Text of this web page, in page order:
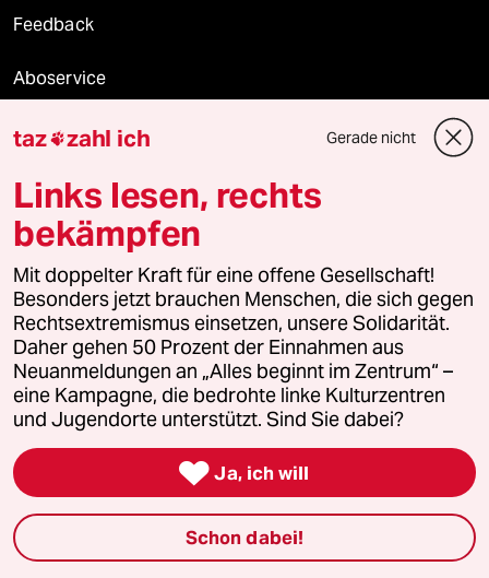
Feedback
Aboservice
ePaper Login
Downloads für Abonnierende
© 2026 taz Verlags und Vertriebs GmbH
Alle Rechte vorbehalten. Bei rechtlichen Fragen oder für Genehmigungen
wenden Sie sich bitte anlizenzen@taz.de
Feedback Redaktionsstatut Kommune-Richtlinien KI-
Seitenwende Einwilligungen widerrufen (Ads)
taz zahl ich Gerade nicht
Links lesen, rechts
bekämpfen
Mit doppelter Kraft für eine offene Gesellschaft!
Besonders jetzt brauchen Menschen, die sich gegen
Rechtsextremismus einsetzen, unsere Solidarität.
Daher gehen 50 Prozent der Einnahmen aus
Neuanmeldungen an „Alles beginnt im Zentrum“ –
eine Kampagne, die bedrohte linke Kulturzentren
und Jugendorte unterstützt. Sind Sie dabei?
 Ja, ich will
Schon dabei!